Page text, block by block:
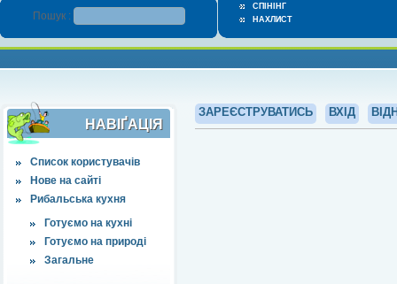
СПІНІНГ
НАХЛИСТ
Пошук :
НАВІҐАЦІЯ
Список користувачів
Нове на сайті
Рибальська кухня
Готуємо на кухні
Готуємо на природі
Загальне
ЗАРЕЄСТРУВАТИСЬ ВХІД